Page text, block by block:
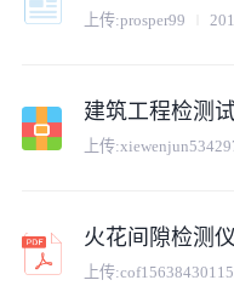
上传:prosper99
建筑工程检测
上传:
火花间隙检测
上传: